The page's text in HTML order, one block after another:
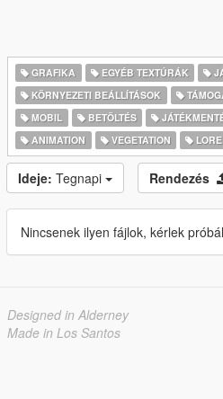
GRAFIKA EGYÉB TEXTÚRÁK
KÖRNYEZETI BEÁLLÍTÁSOK
MOBIL
BETÖLTÉS
ANIMATION
VEGETATION LORE
Ideje: Tegnapi Rendezés
Nincsenek ilyen fájlok, kérlek
Designed in Alderney
Made in Los Santos